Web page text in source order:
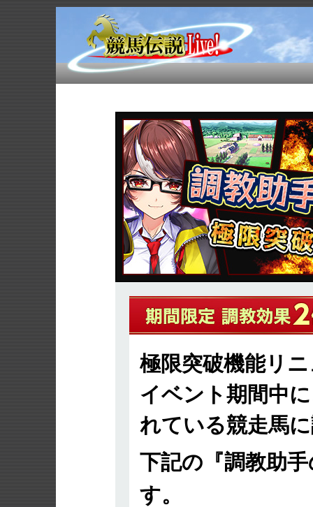
極限突破機能リ
イベント期間中
れている競走馬
下記の『調教助
す。